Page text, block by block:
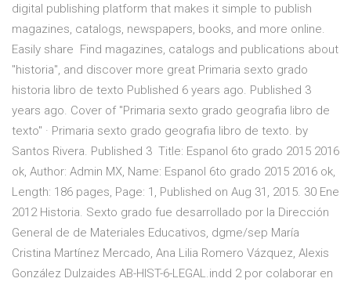
digital publishing platform that makes it simple to publish
magazines, catalogs, newspapers, books, and more online.
Easily share Find magazines, catalogs and publications about
"historia", and discover more great Primaria sexto grado
historia libro de texto Published 6 years ago. Published 3
years ago. Cover of "Primaria sexto grado geografia libro de
texto" · Primaria sexto grado geografia libro de texto. by
Santos Rivera. Published 3 Title: Espanol 6to grado 2015 2016
ok, Author: Admin MX, Name: Espanol 6to grado 2015 2016 ok,
Length: 186 pages, Page: 1, Published on Aug 31, 2015. 30 Ene
2012 Historia. Sexto grado fue desarrollado por la Dirección
General de de Materiales Educativos, dgme/sep María
Cristina Martínez Mercado, Ana Lilia Romero Vázquez, Alexis
González Dulzaides AB-HIST-6-LEGAL.indd 2 por colaborar en